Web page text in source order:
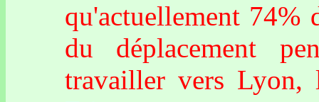
qu'actuellement 74%
du déplacement
travailler vers Lyon,